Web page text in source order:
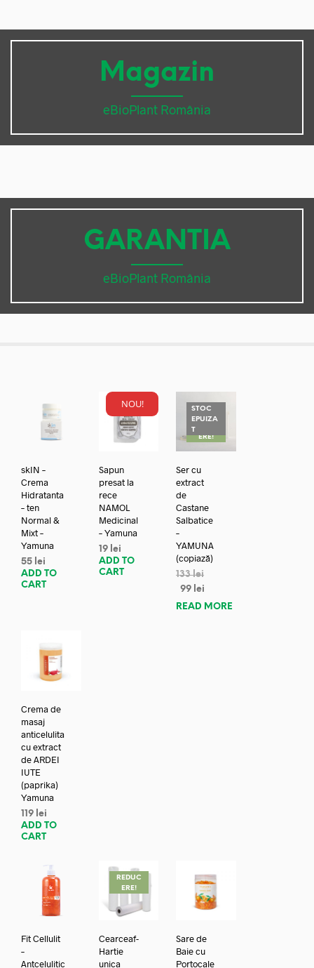
Magazin
eBioPlant România
GARANTIA
eBioPlant România
skIN –
Crema
Hidratanta
– ten
Normal &
Mixt –
Yamuna
55 lei
ADD TO
CART
NOU!
Sapun
presat la
rece
NAMOL
Medicinal
– Yamuna
19 lei
ADD TO
CART
STOC
EPUIZA
TREDUC
ERE!
Ser cu
extract
de
Castane
Salbatice
–
YAMUNA
(copiază)
133lei
99 lei
READ MORE
Crema de
masaj
anticelulita
cu extract
de ARDEI
IUTE
(paprika)
Yamuna
119 lei
ADD TO
CART
Fit Cellulit
–
Antcelulitic
REDUC
ERE!
Cearceaf-
Hartie
unica
Sare de
Baie cu
Portocale